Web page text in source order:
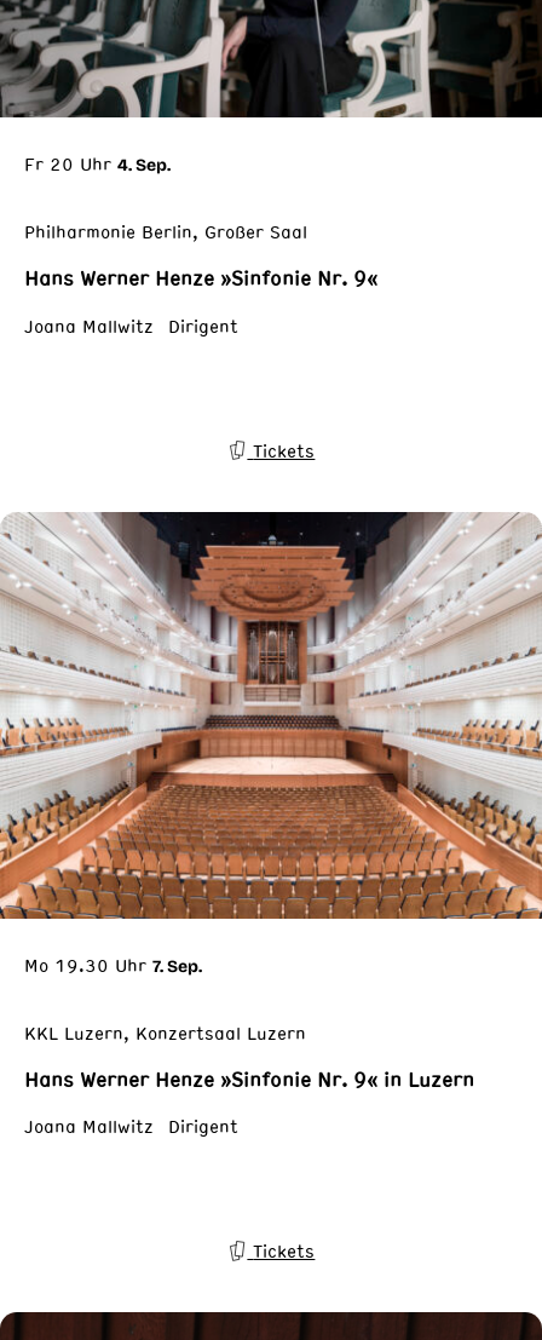
Fr 20 Uhr 4. Sep.
Philharmonie Berlin, Großer Saal
Hans Werner Henze »Sinfonie Nr. 9«
Joana Mallwitz Dirigent
Tickets
Mo 19.30 Uhr 7. Sep.
KKL Luzern, Konzertsaal Luzern
Hans Werner Henze »Sinfonie Nr. 9« in Luzern
Joana Mallwitz Dirigent
Tickets